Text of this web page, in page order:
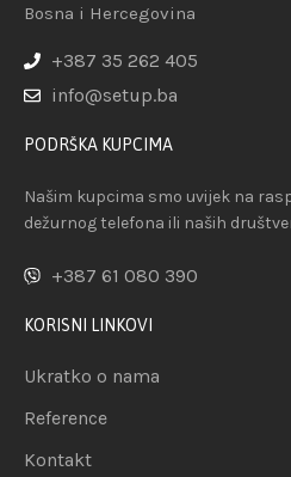
Bosna i Hercegovina
+387 35 262 405
info@setup.ba
PODRŠKA KUPCIMA
Našim kupcima smo uvijek na
dežurnog telefona ili naših
+387 61 080 390
KORISNI LINKOVI
Ukratko o nama
Reference
Kontakt